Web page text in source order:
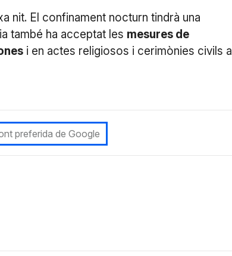
nit. El confinament nocturn tindrà una
també ha acceptat les mesures de
i en actes religiosos i cerimònies civils al
preferida de Google